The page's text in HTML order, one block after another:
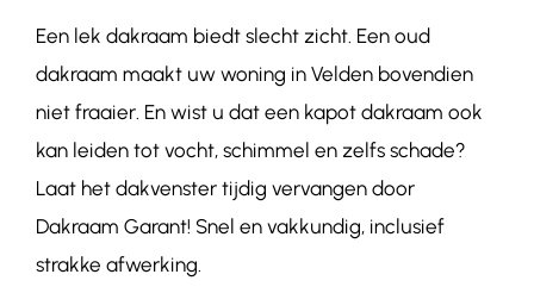
Een lek dakraam biedt slecht zicht. Een oud
dakraam maakt uw woning in Velden bovendien
niet fraaier. En wist u dat een kapot dakraam ook
kan leiden tot vocht, schimmel en zelfs schade?
Laat het dakvenster tijdig vervangen door
Dakraam Garant! Snel en vakkundig, inclusief
strakke afwerking.